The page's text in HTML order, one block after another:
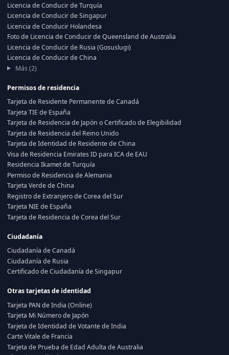
Licencia de Conducir de Turquía
Licencia de Conducir de Singapur
Licencia de Conducir Holandesa
Foto de Licencia de Conducir de Queensland de Australia
Licencia de Conducir de Rusia (Gosuslugi)
Licencia de Conducir de China
Más (2)
Permisos de residencia
Tarjeta de Residente Permanente de Canadá
Tarjeta TIE de España
Tarjeta de Residencia de Japón o Certificado de Elegibilidad
Tarjeta de Residencia del Reino Unido
Tarjeta de Identidad de Residente de China
Visa de Residencia Emirates ID para ICA de EAU
Residencia Ikamet de Turquía
Permiso de Residencia de Alemania
Tarjeta Verde de China
Registro de Extranjero de Corea del Sur
Tarjeta NIE de España
Tarjeta de Residencia de Corea del Sur
Ciudadanía
Ciudadanía de Canadá
Ciudadanía de Rusia
Certificado de Ciudadanía de Singapur
Otras tarjetas de identidad
Tarjeta PAN de India (Online)
Tarjeta Mi Número de Japón
Tarjeta de Identidad de Votante de India
Carte Vitale de Francia
Tarjeta de Prueba de Edad Adulta de Australia